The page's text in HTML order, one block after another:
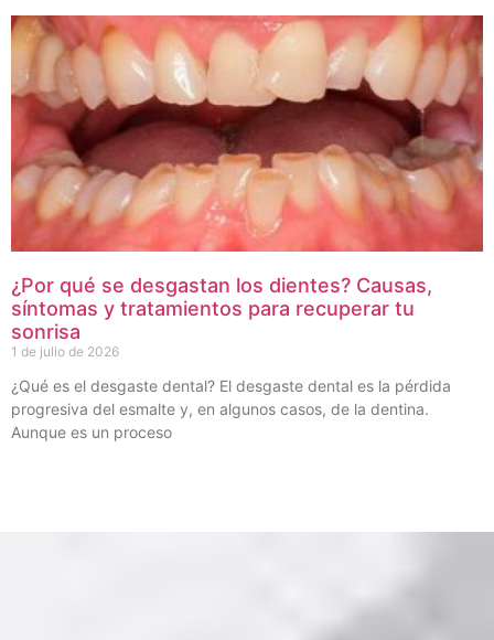
¿Por qué se desgastan los dientes? Causas,
síntomas y tratamientos para recuperar tu
sonrisa
1 de julio de 2026
¿Qué es el desgaste dental? El desgaste dental es la pérdida
progresiva del esmalte y, en algunos casos, de la dentina.
Aunque es un proceso